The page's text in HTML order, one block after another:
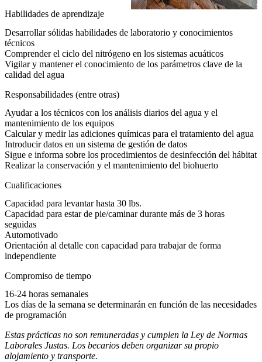
Habilidades de aprendizaje
Desarrollar sólidas habilidades de laboratorio y conocimientos
técnicos
Comprender el ciclo del nitrógeno en los sistemas acuáticos
Vigilar y mantener el conocimiento de los parámetros clave de la
calidad del agua
Responsabilidades (entre otras)
Ayudar a los técnicos con los análisis diarios del agua y el
mantenimiento de los equipos
Calcular y medir las adiciones químicas para el tratamiento del agua
Introducir datos en un sistema de gestión de datos
Sigue e informa sobre los procedimientos de desinfección del hábitat
Realizar la conservación y el mantenimiento del biohuerto
Cualificaciones
Capacidad para levantar hasta 30 lbs.
Capacidad para estar de pie/caminar durante más de 3 horas
seguidas
Automotivado
Orientación al detalle con capacidad para trabajar de forma
independiente
Compromiso de tiempo
16-24 horas semanales
Los días de la semana se determinarán en función de las necesidades
de programación
Estas prácticas no son remuneradas y cumplen la Ley de Normas
Laborales Justas. Los becarios deben organizar su propio
alojamiento y transporte.